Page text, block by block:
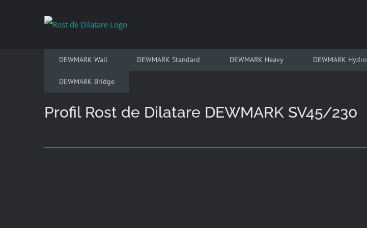
DEWMARK Wall DEWMARK Standard DEWMARK Heavy DEWMARK Hydro
DEWMARK Bridge
Profil Rost de Dilatare DEWMARK SV45/230